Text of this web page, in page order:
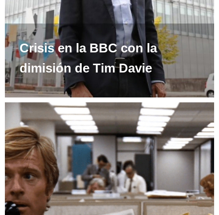
Crisis en la BBC con la
dimisión de Tim Davie